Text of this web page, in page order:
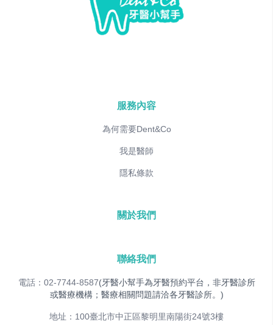
服務內容
為何需要Dent&Co
我是醫師
隱私條款
關於我們
聯絡我們
電話：02-7744-8587(牙醫小幫手為牙醫預約平台，非牙醫診所
或醫療機構；醫療相關問題請洽各牙醫診所。)
地址：100臺北市中正區黎明里南陽街24號3樓